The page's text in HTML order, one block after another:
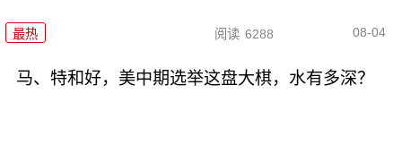
最热 阅读 6288 08-04
马、特和好，美中期选举这盘大棋，水有多深？